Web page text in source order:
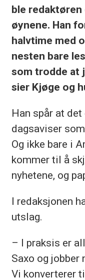
ble
øynene. Han
halvtime med
nesten bare
som trodde at
sier Kjøge og
Han spår at
dagsaviser
Og ikke bare i
kommer til å
nyhetene, og
I redaksjonen
utslag.
– I praksis er
Saxo og jobber
Vi konverterer